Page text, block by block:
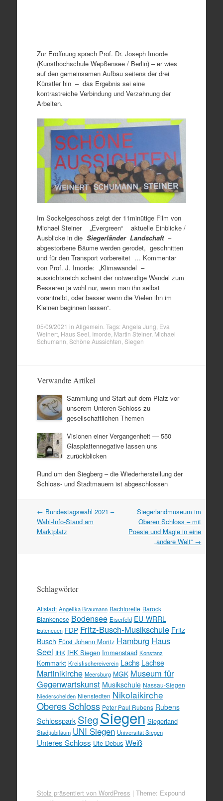
Zur Eröffnung sprach Prof. Dr. Joseph Imorde
(Kunsthochschule Wepßensee / Berlin) – er wies
auf den gemeinsamen Aufbau seitens der drei
Künstler hin – das Ergebnis sei eine
kontrastreiche Verbindung und Verzahnung der
Arbeiten.
Im Sockelgeschoss zeigt der 11minütige Film von
Michael Steiner „Evergreen“ aktuelle Einblicke /
Ausblicke in die Siegerländer Landschaft–
abgestorbene Bäume werden gerodet, geschnitten
und für den Transport vorbereitet … Kommentar
von Prof. J. Imorde: „Klimawandel –
aussichtsreich scheint der notwendige Wandel zum
Besseren ja wohl nur, wenn man ihn selbst
vorantreibt, oder besser wenn die Vielen ihn im
Kleinen beginnen lassen“.
05/09/2021 in Allgemein . Tags:Angela Jung Eva
Weinert, Haus Seel Imorde Martin Steiner, Michael
Schumann Schöne Aussichten Siegen
Verwandte Artikel
Sammlung und Start auf dem Platz vor
unserem Unteren Schloss zu
gesellschaftlichen Themen
Visionen einer Vergangenheit — 550
Glasplattennegative lassen uns
zurückblicken
Rund um den Siegberg – die Wiederherstellung der
Schloss- und Stadtmauern ist abgeschlossen
Artikel
Navigation
← Bundestagswahl 2021 –
Wahl-Info-Stand am
Marktplatz
Siegerlandmuseum im
Oberen Schloss – mit
Poesie und Magie in eine
„andere Welt“ →
Schlagwörter
Altstadt Angelika Braumann Bachforelle Barock
Blankenese Bodensee Eiserfeld EU-WRRL
Euteneuen FDP Fritz-Busch-Musikschule Fritz
Busch Fürst Johann Moritz Hamburg Haus
Seel IHK IHK Siegen Immenstaad Konstanz
Kornmarkt Kreisfischereiverein Lachs Lachse
Martinikirche Meersburg MGK Museum für
Gegenwartskunst Musikschule Nassau-Siegen
Niederschelden Nienstedten Nikolaikirche
Oberes Schloss Peter Paul Rubens Rubens
Schlosspark SiegSiegen Siegerland
Stadtjubiläum UNI Siegen Universität Siegen
Unteres Schloss Ute Debus Weiß
Stolz präsentiert von WordPress | Theme: Expound